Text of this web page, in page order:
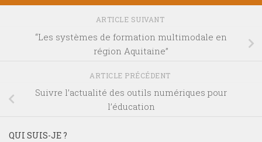
ARTICLE SUIVANT
“Les systèmes de formation multimodale en
région Aquitaine”
ARTICLE PRÉCÉDENT
Suivre l’actualité des outils numériques pour
l’éducation
QUI SUIS-JE ?